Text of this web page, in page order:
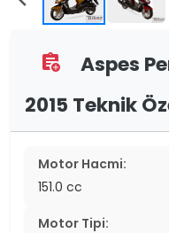
assignment_add
Aspes
2015 Teknik
Motor Hacmi:
151.0 cc
Motor Tipi: